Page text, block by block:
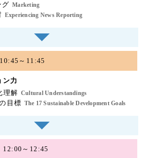
グ Marketing
Experiencing News Reporting
10:45～11:45
ン力
理解 Cultural Understandings
目標 The 17 Sustainable Development Goals
12:00～12:45